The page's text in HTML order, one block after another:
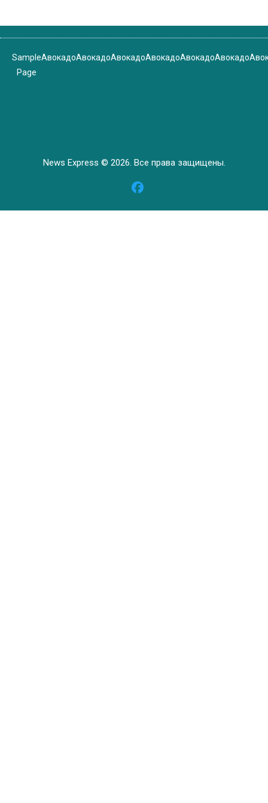
Sample
Page
АвокадоАвокадоАвокадоАвокадоАвокадоАвокадо
News Express © 2026. Все права защищены.